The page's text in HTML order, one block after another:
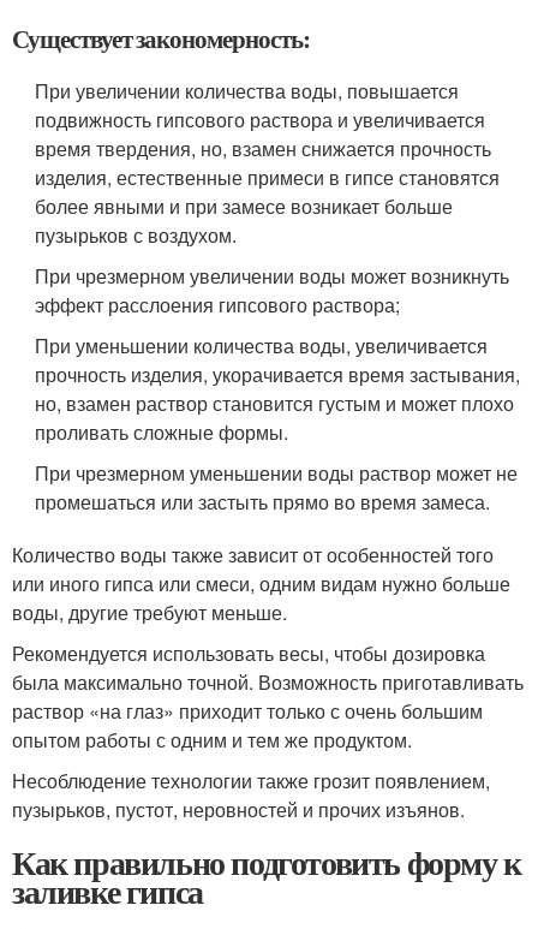
Существует закономерность:
При увеличении количества воды, повышается
подвижность гипсового раствора и увеличивается
время твердения, но, взамен снижается прочность
изделия, естественные примеси в гипсе становятся
более явными и при замесе возникает больше
пузырьков с воздухом.
При чрезмерном увеличении воды может возникнуть
эффект расслоения гипсового раствора;
При уменьшении количества воды, увеличивается
прочность изделия, укорачивается время застывания,
но, взамен раствор становится густым и может плохо
проливать сложные формы.
При чрезмерном уменьшении воды раствор может не
промешаться или застыть прямо во время замеса.
Количество воды также зависит от особенностей того
или иного гипса или смеси, одним видам нужно больше
воды, другие требуют меньше.
Рекомендуется использовать весы, чтобы дозировка
была максимально точной. Возможность приготавливать
раствор «на глаз» приходит только с очень большим
опытом работы с одним и тем же продуктом.
Несоблюдение технологии также грозит появлением,
пузырьков, пустот, неровностей и прочих изъянов.
Как правильно подготовить форму к
заливке гипса